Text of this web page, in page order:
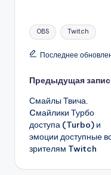
Метки:
OBS Twitch
Последнее
записи
Предыдущая
Смайлы Твича.
Cмайлики Турбо
доступа (Turbo) и
эмоции доступные
зрителям Twitch